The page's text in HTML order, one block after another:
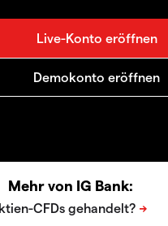
Mehr von IG Bank: